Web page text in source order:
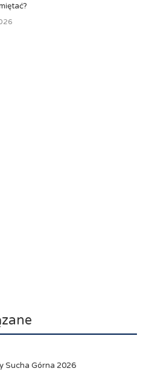
Sucha Górna 2026